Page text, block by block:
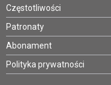
Częstotliwości
Patronaty
Abonament
Polityka prywatności